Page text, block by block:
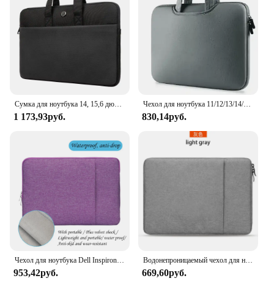
1 173,93руб.
Чехол для ноутбука 11/12/13/14/15/15,6/17 дюймов
830,14руб.
953,42руб.
Водонепроницаемый чехол для ноутбука 11 12 13,3 14 15,6 дюймов B-style MacBook Air Pro HP Dell Acer чехол для ноутбука чехол для компьютера
669,60руб.